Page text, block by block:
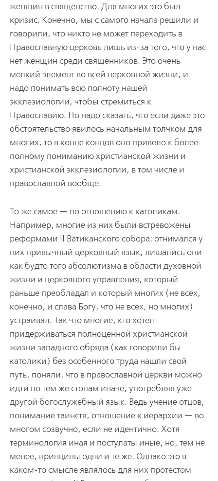
женщин в священство. Для многих это был
кризис. Конечно, мы с самого начала решили и
говорили, что никто не может переходить в
Православную церковь лишь из-за того, что у нас
нет женщин среди священников. Это очень
мелкий элемент во всей церковной жизни, и
надо понимать всю полноту нашей
экклезиологии, чтобы стремиться к
Православию. Но надо сказать, что если даже это
обстоятельство явилось начальным толчком для
многих, то в конце концов оно привело к более
полному пониманию христианской жизни и
христианской экклезиологии, в том числе и
православной вообще.
То же самое — по отношению к католикам.
Например, многие из них были встревожены
реформами II Ватиканского собора: отнимался у
них привычный церковный язык, лишались они
как будто того абсолютизма в области духовной
жизни и церковного управления, который
раньше преобладал и который многих (не всех,
конечно, и слава Богу, что не всех, но многих)
устраивал. Так что многие, кто хотел
придерживаться полноценной христианской
жизни западного обряда (как говорили бы
католики) без особенного труда нашли свой
путь, поняли, что в православной церкви можно
идти по тем же стопам иначе, употребляя уже
другой богослужебный язык. Ведь учение отцов,
понимание таинств, отношение к иерархии — во
многом созвучно, если не идентично. Хотя
терминология иная и постулаты иные, но, тем не
менее, принципы одни и те же. Однако это в
каком-то смысле являлось для них протестом